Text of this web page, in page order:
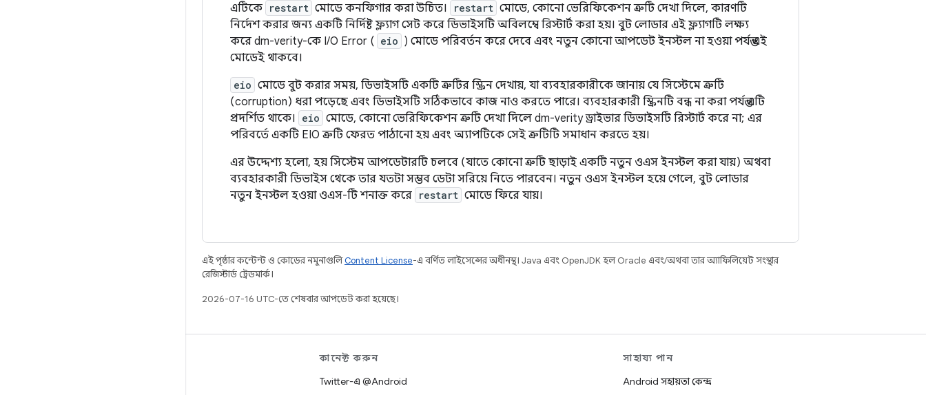
এটিকে restart মোডে কনফিগার করা উচিত। restart মোডে, কোনো ভেরিফিকেশন ত্রুটি দেখা দিলে, কারণটি
নির্দেশ করার জন্য একটি নির্দিষ্ট ফ্ল্যাগ সেট করে ডিভাইসটি অবিলম্বে রিস্টার্ট করা হয়। বুট লোডার এই ফ্ল্যাগটি লক্ষ্য
করে dm-verity-কে I/O Error ( eio ) মোডে পরিবর্তন করে দেবে এবং নতুন কোনো আপডেট ইনস্টল না হওয়া পর্যন্ত এই
মোডেই থাকবে।
eio মোডে বুট করার সময়, ডিভাইসটি একটি ত্রুটির স্ক্রিন দেখায়, যা ব্যবহারকারীকে জানায় যে সিস্টেমে ত্রুটি
(corruption) ধরা পড়েছে এবং ডিভাইসটি সঠিকভাবে কাজ নাও করতে পারে। ব্যবহারকারী স্ক্রিনটি বন্ধ না করা পর্যন্ত এটি
প্রদর্শিত থাকে।
eio মোডে, কোনো ভেরিফিকেশন ত্রুটি দেখা দিলে dm-verity ড্রাইভার ডিভাইসটি রিস্টার্ট করে না; এর
পরিবর্তে একটি EIO ত্রুটি ফেরত পাঠানো হয় এবং অ্যাপটিকে সেই ত্রুটিটি সমাধান করতে হয়।
এর উদ্দেশ্য হলো, হয় সিস্টেম আপডেটারটি চলবে (যাতে কোনো ত্রুটি ছাড়াই একটি নতুন ওএস ইনস্টল করা যায়) অথবা
ব্যবহারকারী ডিভাইস থেকে তার যতটা সম্ভব ডেটা সরিয়ে নিতে পারবেন। নতুন ওএস ইনস্টল হয়ে গেলে, বুট লোডার
নতুন ইনস্টল হওয়া ওএস-টি শনাক্ত করে restart মোডে ফিরে যায়।
এই পৃষ্ঠার কন্টেন্ট ও কোডের নমুনাগুলিContent License-এ বর্ণিত লাইসেন্সের অধীনস্থ। Java এবং OpenJDK হল Oracle এবং/অথবা তার অ্যাফিলিয়েট সংস্থার
রেজিস্টার্ড ট্রেডমার্ক।
2026-07-16 UTC-তে শেষবার আপডেট করা হয়েছে।
কানেক্ট করুন
Twitter-এ @Android
সাহায্য পান
Android সহায়তা কেন্দ্র